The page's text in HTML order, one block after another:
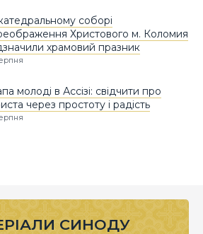
соборі
Христового м. Коломия
храмовий празник
молоді в Ассізі: свідчити про
через простоту і радість
СИНОДУ